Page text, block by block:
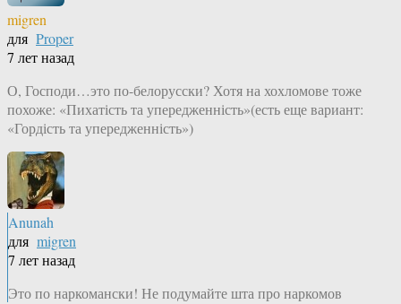
migren
для Proper
7 лет назад
О, Господи…это по-белорусски? Хотя на хохломове тоже
похоже: «Пихатість та упередженність»(есть еще вариант:
«Гордість та упередженність»)
Anunah
для migren
7 лет назад
Это по наркомански! Не подумайте шта про наркомов